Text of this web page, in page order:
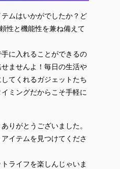
ムはいかがでしたか？ど
性と機能性を兼ね備えて
に入れることができるの
ませんよ！毎日の生活や
てくれるガジェットたち
ミングだからこそ手軽に
りがとうございました。
イテムを見つけてくださ
ライフを楽しんじゃいま